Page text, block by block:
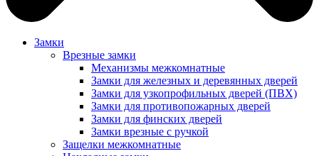
Замки
Врезные замки
Механизмы межкомнатные
Замки для железных и деревянных дверей
Замки для узкопрофильных дверей (ПВХ)
Замки для противопожарных дверей
Замки для финских дверей
Замки врезные с ручкой
Защелки межкомнатные